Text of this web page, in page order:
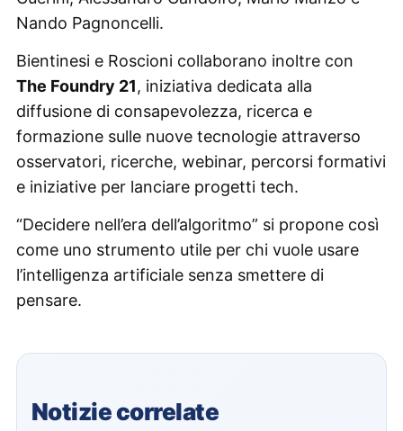
Nando Pagnoncelli.
Bientinesi e Roscioni collaborano inoltre con
The Foundry 21, iniziativa dedicata alla
diffusione di consapevolezza, ricerca e
formazione sulle nuove tecnologie attraverso
osservatori, ricerche, webinar, percorsi formativi
e iniziative per lanciare progetti tech.
“Decidere nell’era dell’algoritmo” si propone così
come uno strumento utile per chi vuole usare
l’intelligenza artificiale senza smettere di
pensare.
Notizie correlate